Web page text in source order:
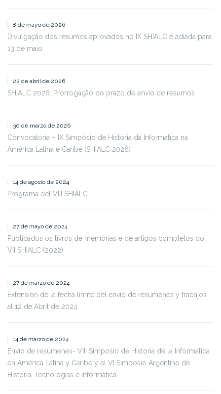
8 de mayo de 2026
Divulgação dos resumos aprovados no IX SHIALC é adiada para
13 de maio
22 de abril de 2026
SHIALC 2026: Prorrogação do prazo de envio de resumos
30 de marzo de 2026
Convocatória – IX Simpósio de História da Informática na
América Latina e Caribe (SHIALC 2026)
14 de agosto de 2024
Programa del VIII SHIALC
27 de mayo de 2024
Publicados os livros de memórias e de artigos completos do
VII SHIALC (2022)
27 de marzo de 2024
Extensión de la fecha límite del envío de resumenes y trabajos
al 12 de Abril de 2024
14 de marzo de 2024
Envío de resúmenes- VIII Simposio de Historia de la Informática
en América Latina y Caribe y el VI Simposio Argentino de
Historia, Tecnologías e Informática